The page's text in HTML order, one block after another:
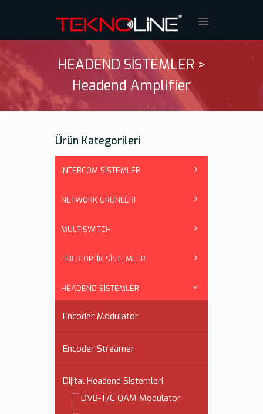
HEADEND SİSTEMLER >
Headend Amplifier
Ürün Kategorileri
INTERCOM SİSTEMLER
NETWORK ÜRÜNLERİ
MULTISWITCH
FİBER OPTİK SİSTEMLER
HEADEND SİSTEMLER
Encoder Modulator
Encoder Streamer
Dijital Headend Sistemleri
DVB-T/C QAM Modulator